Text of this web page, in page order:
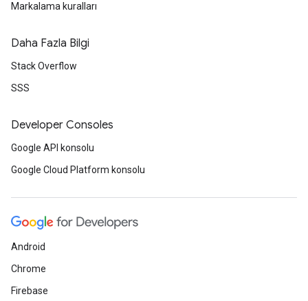
Markalama kuralları
Daha Fazla Bilgi
Stack Overflow
SSS
Developer Consoles
Google API konsolu
Google Cloud Platform konsolu
Android
Chrome
Firebase